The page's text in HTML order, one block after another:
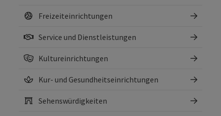
Freizeiteinrichtungen
Service und Dienstleistungen
Kultureinrichtungen
Kur- und Gesundheitseinrichtungen
Sehenswürdigkeiten